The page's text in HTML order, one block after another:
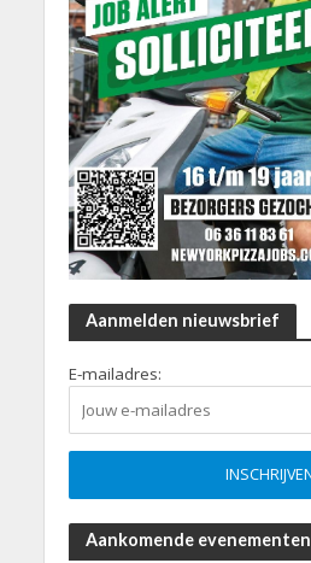
Aanmelden nieuwsbrief
E-mailadres:
Aankomende evenementen